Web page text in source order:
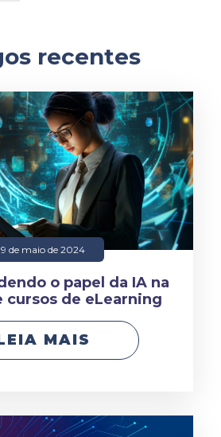
recentes
9 de maio de 2024
o papel da IA na
cursos de eLearning
MAIS